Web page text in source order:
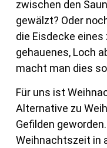
zwischen den
gewälzt? Oder
die Eisdecke
gehauenes, Loch
macht man dies
Für uns ist
Alternative zu
Gefilden
Weihnachtszeit in